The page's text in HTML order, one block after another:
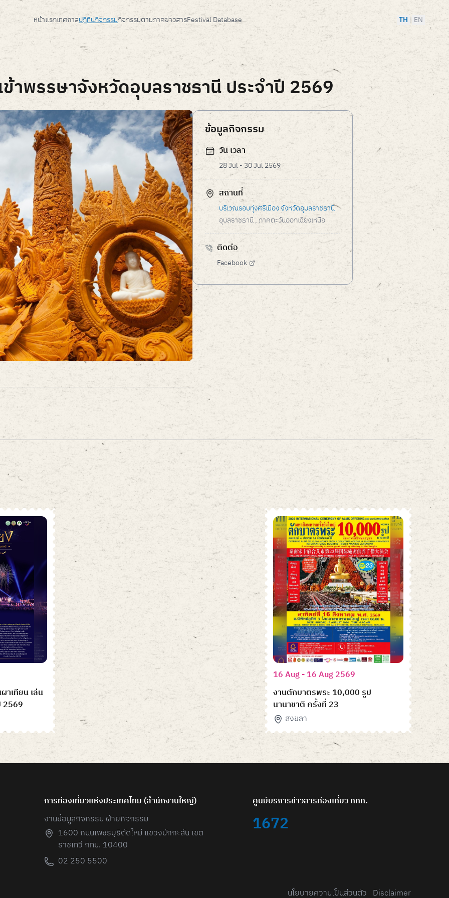
หน้าแรกเทศกาลปฎิทินกิจกรรมกิจกรรมตามภาคข่าวสารFestival Database TH | EN
าพรรษาจังหวัดอุบลราชธานี ประจำปี 2569
ข้อมูลกิจกรรม
วัน เวลา
28 Jul - 30 Jul 2569
สถานที่
บริเวณรอบทุ่งศรีเมือง จังหวัดอุบลราชธานี
อุบลราชธานี, ภาคตะวันออกเฉียงเหนือ
ติดต่อ
Facebook
าเทียน เล่น
2569
16 Aug - 16 Aug 2569
งานตักบาตรพระ 10,000 รูป
นานาชาติ ครั้งที่ 23
สงขลา
การท่องเที่ยวแห่งประเทศไทย (สํานักงานใหญ่)
งานข้อมูลกิจกรรม ฝ่ายกิจกรรม
1600 ถนนเพชรบุรีตัดใหม่ แขวงมักกะสัน เขต
ราชเทวี กทม. 10400
02 250 5500
ศูนย์บริการข่าวสารท่องเที่ยว ททท.
1672
นโยบายความเป็นส่วนตัว Disclaimer